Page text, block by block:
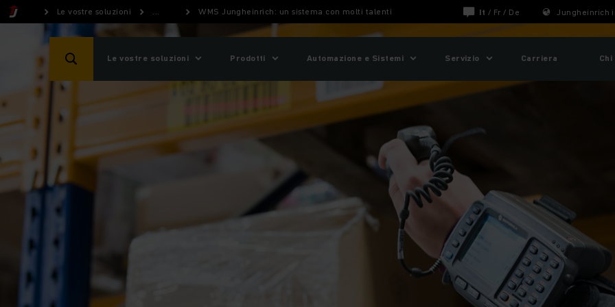
Le vostre soluzioni ... WMS Jungheinrich: un sistema con molti talenti It / Fr / De Jungheinrich
Le vostre soluzioni Prodotti Automazione e Sistemi Servizio Carriera